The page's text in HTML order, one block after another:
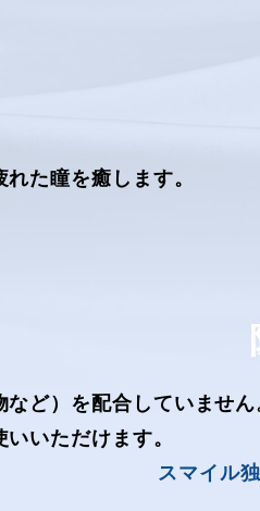
た瞳を癒します。
など）を配合していませ
いただけます。
スマイル